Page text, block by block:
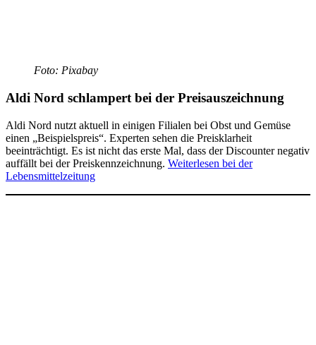
Foto: Pixabay
Aldi Nord schlampert bei der Preisauszeichnung
Aldi Nord nutzt aktuell in einigen Filialen bei Obst und Gemüse
einen „Beispielspreis“. Experten sehen die Preisklarheit
beeinträchtigt. Es ist nicht das erste Mal, dass der Discounter negativ
auffällt bei der Preiskennzeichnung. Weiterlesen bei der
Lebensmittelzeitung